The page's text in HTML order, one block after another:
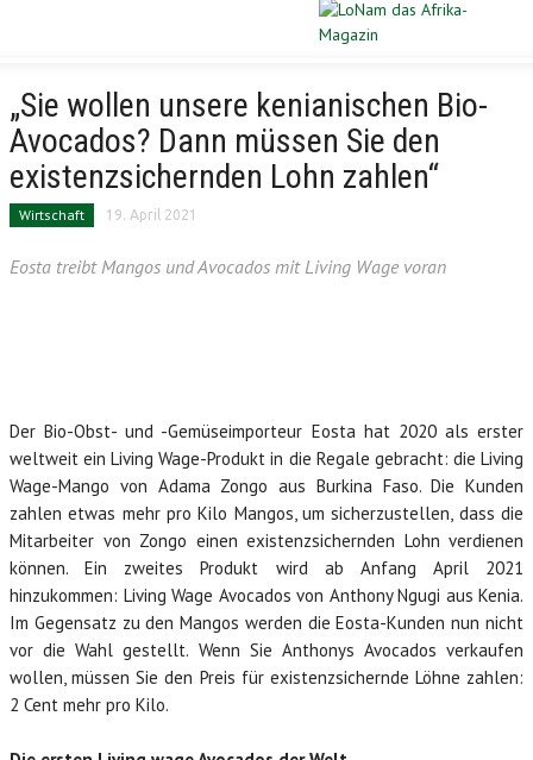
STARTSEITE
DIASPORA
POLITIK
WIRTSCHAFT
SPORT
VERLOSUNG
LONAM ABONNIEREN
JOBS / PRAKTIKUM
„Sie wollen unsere kenianischen Bio-
Avocados? Dann müssen Sie den
existenzsichernden Lohn zahlen“
Wirtschaft 19. April 2021
Eosta treibt Mangos und Avocados mit Living Wage voran
Der Bio-Obst- und -Gemüseimporteur Eosta hat 2020 als erster
weltweit ein Living Wage-Produkt in die Regale gebracht: die Living
Wage-Mango von Adama Zongo aus Burkina Faso. Die Kunden
zahlen etwas mehr pro Kilo Mangos, um sicherzustellen, dass die
Mitarbeiter von Zongo einen existenzsichernden Lohn verdienen
können. Ein zweites Produkt wird ab Anfang April 2021
hinzukommen: Living Wage Avocados von Anthony Ngugi aus Kenia.
Im Gegensatz zu den Mangos werden die Eosta-Kunden nun nicht
vor die Wahl gestellt. Wenn Sie Anthonys Avocados verkaufen
wollen, müssen Sie den Preis für existenzsichernde Löhne zahlen:
2 Cent mehr pro Kilo.